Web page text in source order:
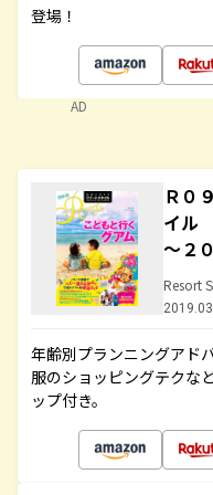
登場！
AD
Ｒ０
イル
～２
Resort
年齢別プランニングアド
服のショッピングテクな
ップ付き。